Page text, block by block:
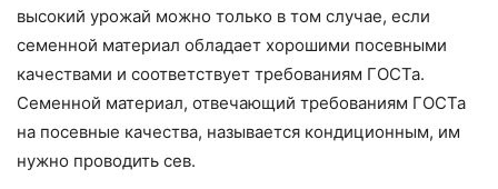
высокий урожай можно только в том случае, если
семенной материал обладает хорошими посевными
качествами и соответствует требованиям ГОСТа.
Семенной материал, отвечающий требованиям ГОСТа
на посевные качества, называется кондиционным, им
нужно проводить сев.